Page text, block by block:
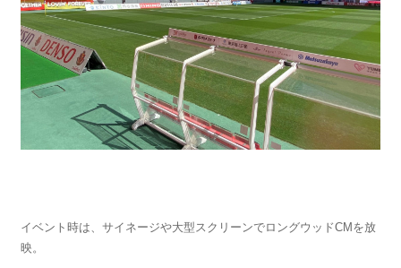
イベント時は、サイネージや大型スクリーンでロングウッドCMを放
映。